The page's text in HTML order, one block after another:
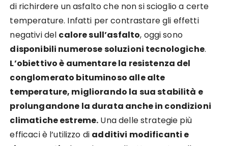
di richirdere un asfalto che non si scioglio a certe
temperature. Infatti per contrastare gli effetti
negativi del calore sull’asfalto, oggi sono
disponibili numerose soluzioni tecnologiche.
L’obiettivo è aumentare la resistenza del
conglomerato bituminoso alle alte
temperature, migliorando la sua stabilità e
prolungandone la durata anche in condizioni
climatiche estreme. Una delle strategie più
efficaci è l’utilizzo di additivi modificanti e